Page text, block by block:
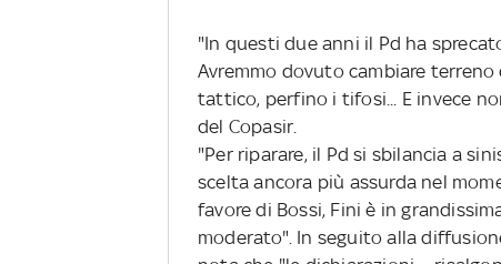
"In questi due anni il Pd ha
Avremmo dovuto cambiare
tattico, perfino i tifosi... E invece
del Copasir.
"Per riparare, il Pd si sbilancia a
scelta ancora più assurda nel
favore di Bossi, Fini è in
moderato". In seguito alla